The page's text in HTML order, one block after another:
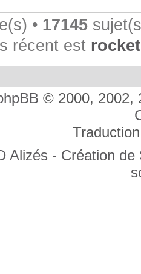
• 17145
récent est
© 2000, 2002,
Alizés - Création